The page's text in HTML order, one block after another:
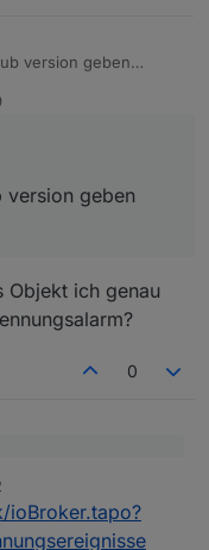
version geben
version geben
Objekt ich genau
0
version geben
Objekt ich genau
ioBroker.tapo?